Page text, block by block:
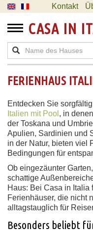
Kontakt
CASA IN
FERIENHAUS
Entdecken Sie
Italien mit Pool , in
der Toskana und
Apulien, Sardinien und
in der Natur, bieten viel
Bedingungen für
Ob eingezäunter
schattige
Haus: Bei Casa in
Ferienhäuser, die nicht
alltagstauglich für
Besonders beliebt